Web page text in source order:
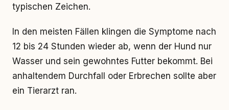
typischen Zeichen.
In den meisten Fällen klingen die Symptome nach
12 bis 24 Stunden wieder ab, wenn der Hund nur
Wasser und sein gewohntes Futter bekommt. Bei
anhaltendem Durchfall oder Erbrechen sollte aber
ein Tierarzt ran.